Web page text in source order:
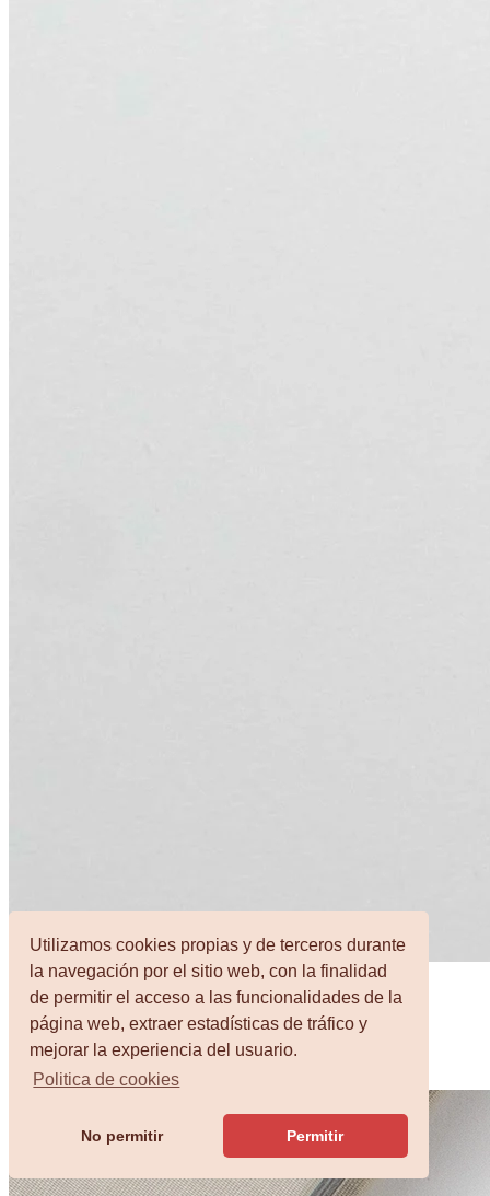
Utilizamos cookies propias y de terceros durante
la navegación por el sitio web, con la finalidad
de permitir el acceso a las funcionalidades de la
página web, extraer estadísticas de tráfico y
mejorar la experiencia del usuario.
Politica de cookies
No permitir Permitir
Invitación Fiesta
Desde 1,19€